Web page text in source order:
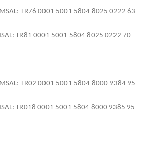
TR76 0001 5001 5804 8025 0222 63
TR81 0001 5001 5804 8025 0222 70
TR02 0001 5001 5804 8000 9384 95
TR018 0001 5001 5804 8000 9385 95